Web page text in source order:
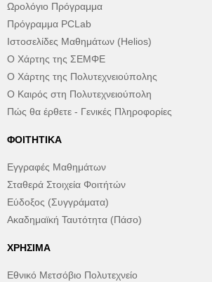
Ωρολόγιο Πρόγραμμα
Πρόγραμμα PCLab
Ιστοσελίδες Μαθημάτων (Helios)
Ο Χάρτης της ΣΕΜΦΕ
Ο Χάρτης της Πολυτεχνειούπολης
Ο Καιρός στη Πολυτεχνειούπολη
Πώς θα έρθετε - Γενικές Πληροφορίες
ΦΟΙΤΗΤΙΚΆ
Εγγραφές Μαθημάτων
Σταθερά Στοιχεία Φοιτήτών
Εύδοξος (Συγγράματα)
Ακαδημαϊκή Ταυτότητα (Πάσο)
ΧΡΉΣΙΜΑ
Εθνικό Μετσόβιο Πολυτεχνείο